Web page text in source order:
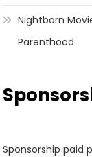
Nightborn
Parenthood
Sponsorship paid